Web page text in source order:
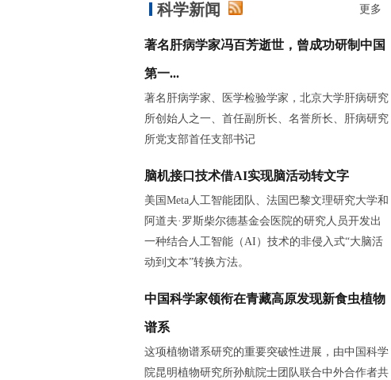
科学新闻 更多
著名肝病学家冯百芳逝世，曾成功研制中国
第一...
著名肝病学家、医学检验学家，北京大学肝病研究
所创始人之一、首任副所长、名誉所长、肝病研究
所党支部首任支部书记
脑机接口技术借AI实现脑活动转文字
美国Meta人工智能团队、法国巴黎文理研究大学和
阿道夫·罗斯柴尔德基金会医院的研究人员开发出
一种结合人工智能（AI）技术的非侵入式“大脑活
动到文本”转换方法。
中国科学家领衔在青藏高原发现新食虫植物
谱系
这项植物谱系研究的重要突破性进展，由中国科学
院昆明植物研究所孙航院士团队联合中外合作者共